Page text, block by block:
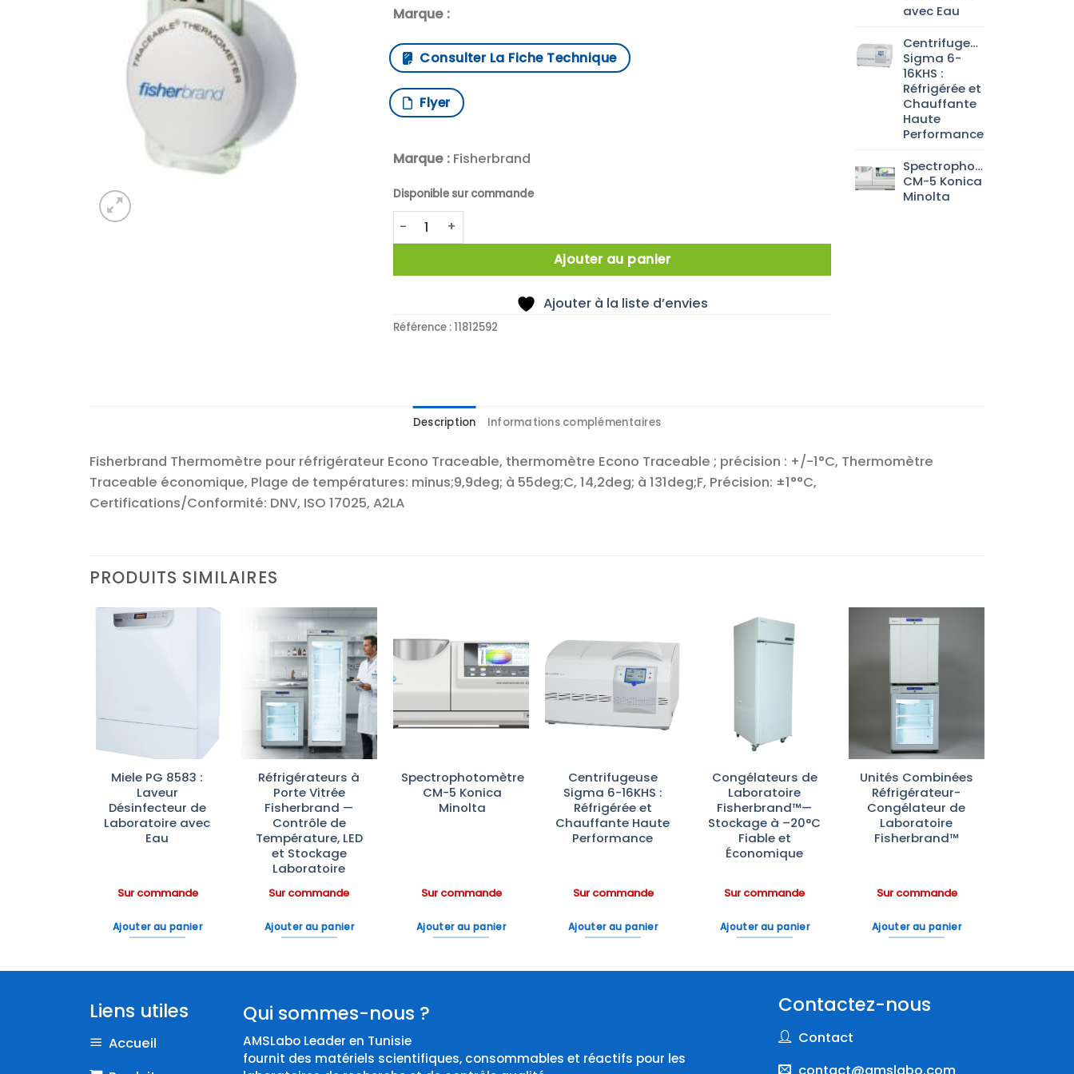
Marque :
Consulter La Fiche Technique
Flyer
Marque :Fisherbrand
Disponible sur commande
quantité de THERMOMETRE VENTOUSE REFRIGERATEUR
Ajouter au panier
Ajouter à la liste d’envies
Référence :11812592
avec Eau
Centrifugeuse
Sigma 6-
16KHS :
Réfrigérée et
Chauffante
Haute
Performance
Spectrophotomètre
CM-5 Konica
Minolta
Description Informations complémentaires
Fisherbrand Thermomètre pour réfrigérateur Econo Traceable, thermomètre Econo Traceable ; précision : +/-1°C, Thermomètre
Traceable économique, Plage de températures: minus;9,9deg; à 55deg;C, 14,2deg; à 131deg;F, Précision: ±1°°C,
Certifications/Conformité: DNV, ISO 17025, A2LA
PRODUITS SIMILAIRES
Miele PG 8583 :
Laveur
Désinfecteur de
Laboratoire avec
Eau
Sur commande
Ajouter au panier
Ajouter
à la liste
d’envies
Réfrigérateurs à
Porte Vitrée
Fisherbrand —
Contrôle de
Température, LED
et Stockage
Laboratoire
Sur commande
Ajouter au panier
Ajouter
Spectrophotomètre
CM-5 Konica
Minolta
Sur commande
Ajouter au panier
Ajouter
d’envies
Centrifugeuse
Sigma 6-16KHS :
Réfrigérée et
Chauffante Haute
Performance
Sur commande
Ajouter au panier
Congélateurs de
Laboratoire
Fisherbrand™—
Stockage à –20°C
Fiable et
Économique
Sur commande
Ajouter au panier
Ajouter
à la liste
Unités Combinées
Réfrigérateur-
Congélateur de
Laboratoire
Fisherbrand™
Sur commande
Ajouter au panier
Liens utiles
Accueil
Qui sommes-nous ?
AMSLabo Leader en Tunisie
fournit des matériels scientifiques, consommables et réactifs pour les
Contactez-nous
Contact